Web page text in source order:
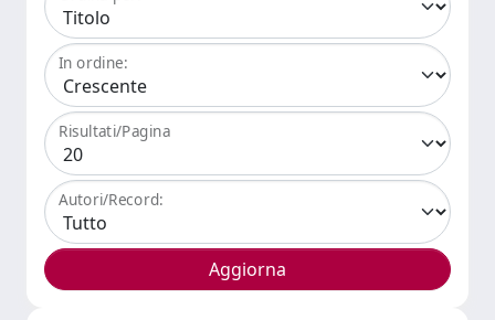
In ordine:
Risultati/Pagina
Autori/Record: